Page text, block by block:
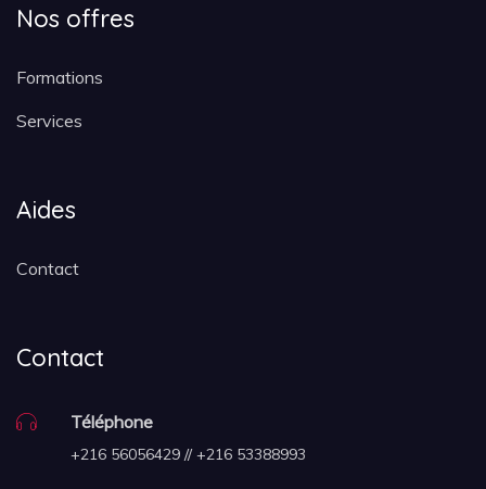
Nos offres
Formations
Services
Aides
Contact
Contact
Téléphone
+216 56056429 // +216 53388993